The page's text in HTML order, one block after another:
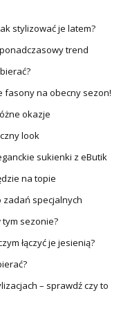
stylizować je latem?
trend
fasony na obecny sezon!
okazje
look
sukienki z eButik
na topie
specjalnych
sezonie?
łączyć je jesienią?
– sprawdź czy to